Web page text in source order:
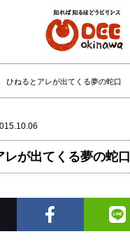
プ
ひねるとアレが出てくる夢の蛇口
レが出てくる夢の蛇口